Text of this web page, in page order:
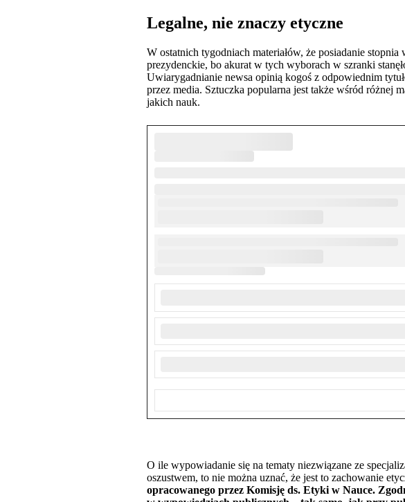
Legalne, nie znaczy etyczne
W ostatnich tygodniach materiałów, że posiadanie
prezydenckie, bo akurat w tych wyborach w szranki
Uwiarygadnianie newsa opinią kogoś z odpowiednim
przez media. Sztuczka popularna jest także wśród różnej
jakich nauk.
O ile wypowiadanie się na tematy niezwiązane ze
oszustwem, to nie można uznać, że jest to zachowanie
opracowanego przez Komisję ds. Etyki w Nauce.